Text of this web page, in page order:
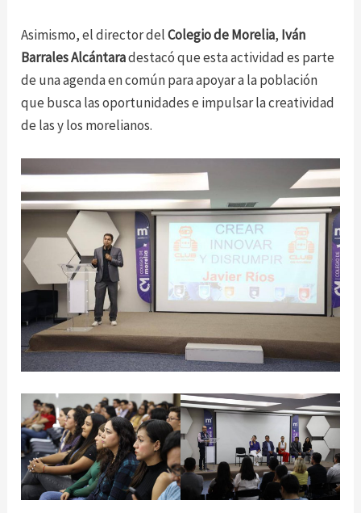
Asimismo, el director delColegio de Morelia, Iván
Barrales Alcántaradestacó que esta actividad es parte
de una agenda en común para apoyar a la población
que busca las oportunidades e impulsar la creatividad
de las y los morelianos.